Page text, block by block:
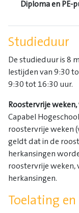
Diploma en PE-
Studieduur
De studieduur is 8
lestijden van 9:30
9:30 tot 16:30 uur.
Roostervrije
Capabel
roostervrije weken
geldt dat in de
herkansingen
roostervrije weken,
herkansingen.
Toelating